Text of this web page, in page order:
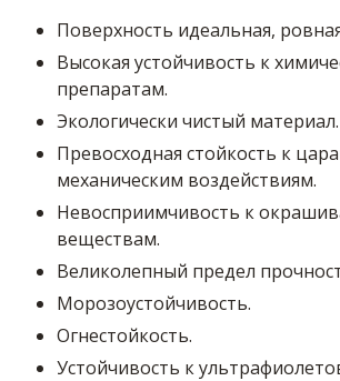
Поверхность идеальная,
Высокая устойчивость к
препаратам.
Экологически чистый материал.
Превосходная стойкость к
механическим воздействиям.
Невосприимчивость к
веществам.
Великолепный предел
Морозоустойчивость.
Огнестойкость.
Устойчивость к